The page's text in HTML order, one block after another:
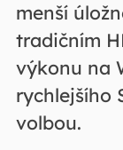
menší
tradičním
výkonu na
rychlejšího
volbou.